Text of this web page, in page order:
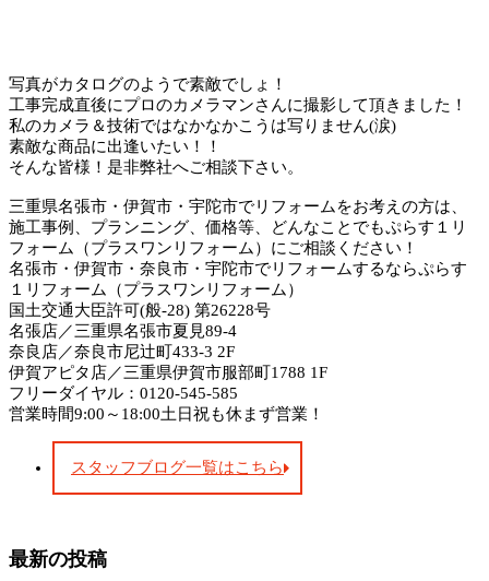
写真がカタログのようで素敵でしょ！
工事完成直後にプロのカメラマンさんに撮影して頂きました！
私のカメラ＆技術ではなかなかこうは写りません(涙)
素敵な商品に出逢いたい！！
そんな皆様！是非弊社へご相談下さい。
三重県名張市・伊賀市・宇陀市でリフォームをお考えの方は、
施工事例、プランニング、価格等、どんなことでもぷらす１リ
フォーム（プラスワンリフォーム）にご相談ください！
名張市・伊賀市・奈良市・宇陀市でリフォームするならぷらす
１リフォーム（プラスワンリフォーム）
国土交通大臣許可(般-28) 第26228号
名張店／三重県名張市夏見89-4
奈良店／奈良市尼辻町433-3 2F
伊賀アピタ店／三重県伊賀市服部町1788 1F
フリーダイヤル：0120-545-585
営業時間9:00～18:00土日祝も休まず営業！
スタッフブログ一覧はこちら
最新の投稿